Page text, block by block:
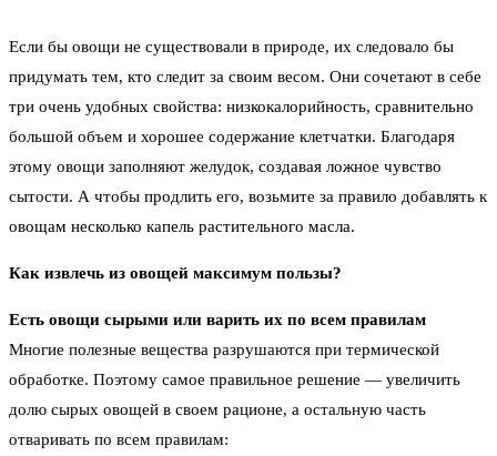
Если бы овощи не существовали в природе, их следовало бы
придумать тем, кто следит за своим весом. Они сочетают в себе
три очень удобных свойства: низкокалорийность, сравнительно
большой объем и хорошее содержание клетчатки. Благодаря
этому овощи заполняют желудок, создавая ложное чувство
сытости. А чтобы продлить его, возьмите за правило добавлять к
овощам несколько капель растительного масла.
Как извлечь из овощей максимум пользы?
Есть овощи сырыми или варить их по всем правилам
Многие полезные вещества разрушаются при термической
обработке. Поэтому самое правильное решение — увеличить
долю сырых овощей в своем рационе, а остальную часть
отваривать по всем правилам: